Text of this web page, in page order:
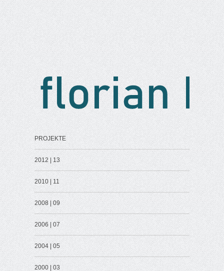
PROJEKTE
2012 | 13
2010 | 11
2008 | 09
2006 | 07
2004 | 05
2000 | 03